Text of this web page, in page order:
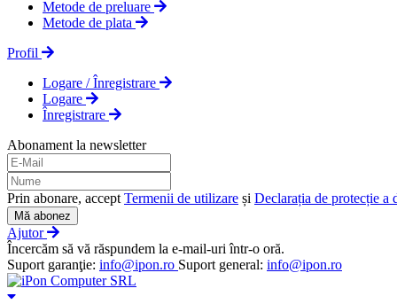
Metode de preluare
Metode de plata
Profil
Logare / Înregistrare
Logare
Înregistrare
Abonament la newsletter
Prin abonare, accept Termenii de utilizare și Declarația de protecție a
Mă abonez
Ajutor
Încercăm să vă răspundem la e-mail-uri într-o oră.
Suport garanţie: info@ipon.ro Suport general: info@ipon.ro